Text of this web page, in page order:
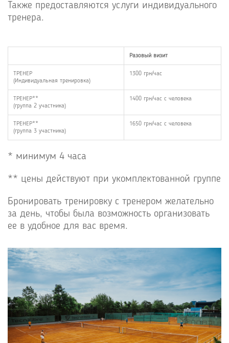
Также предоставляются услуги индивидуального
тренера.
Разовый визит
ТРЕНЕР
(Индивидуальная тренировка)
1300 грн/час
ТРЕНЕР**
(группа 2 участника)
1400 грн/час с человека
ТРЕНЕР**
(группа 3 участника)
1650 грн/час с человека
* минимум 4 часа
** цены действуют при укомплектованной группе
Бронировать тренировку с тренером желательно
за день, чтобы была возможность организовать
ее в удобное для вас время.